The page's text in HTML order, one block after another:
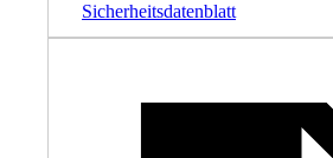
Sicherheitsdatenblatt